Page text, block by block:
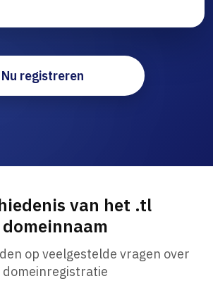
Nu registreren
van het .tl
domeinnaam
op veelgestelde vragen over
domeinregistratie